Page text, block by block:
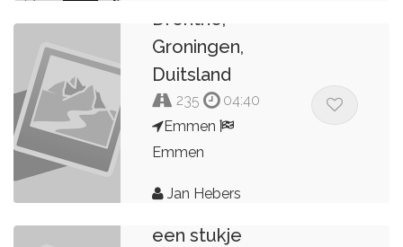
Drenthe,
Groningen,
Duitsland
235
04:40
Emmen
Emmen
Jan Hebers
Vanuit Emmen
een stukje